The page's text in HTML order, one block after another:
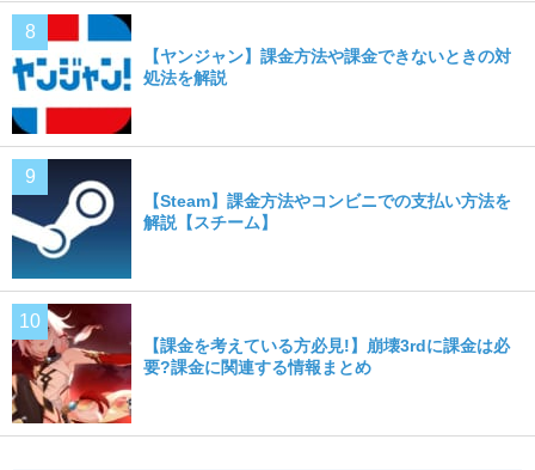
【ヤンジャン】課金方法や課金できないときの対
処法を解説
【Steam】課金方法やコンビニでの支払い方法を
解説【スチーム】
【課金を考えている方必見!】崩壊3rdに課金は必
要?課金に関連する情報まとめ